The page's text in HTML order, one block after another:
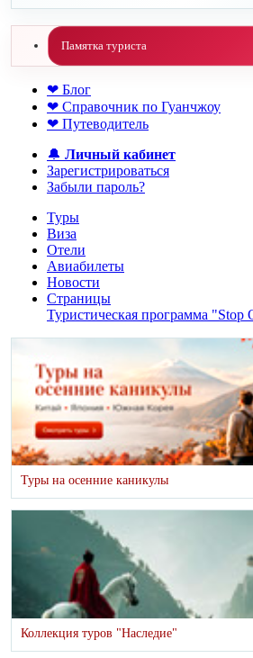
Памятка туриста
❤ Блог
❤ Справочник по Гуанчжоу
❤ Путеводитель
🔔 Личный кабинет
Зарегистрироваться
Забыли пароль?
Туры
Виза
Отели
Авиабилеты
Новости
Страницы
Туристическая программа "Stop
Туры на осенние каникулы
Коллекция туров "Наследие"